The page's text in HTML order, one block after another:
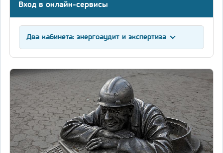
Вход в онлайн-сервисы
Два кабинета: энергоаудит и экспертиза